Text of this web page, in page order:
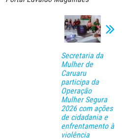
Secretaria da
Mulher de
Caruaru
participa da
Operação
Mulher Segura
2026 com ações
de cidadania e
enfrentamento à
violência